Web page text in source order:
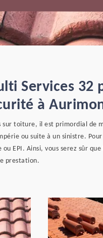
Services
à
toiture, il est primordial de
ou suite à un sinistre.
EPI. Ainsi, vous serez sûr
prestation.